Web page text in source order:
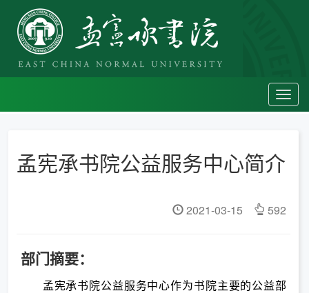
孟宪承书院公益服务中心简介
2021-03-15 592
部门摘要：
孟宪承书院公益服务中心作为书院主要的公益部